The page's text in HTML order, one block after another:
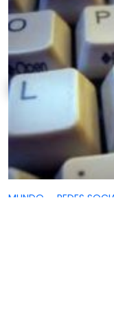
MUNDO REDES